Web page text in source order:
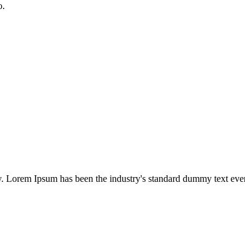
Ipsum has been the industry's standard dummy text